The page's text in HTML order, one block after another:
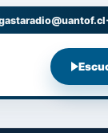
radio@uantof.cl